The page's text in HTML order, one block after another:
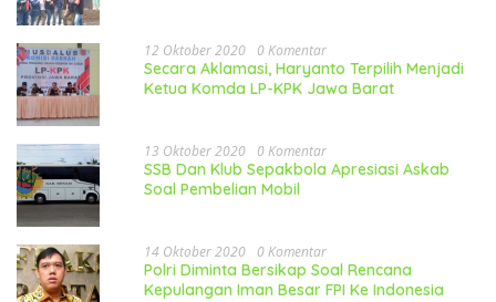
12 Oktober 2020 0 Komentar
Secara Aklamasi, Haryanto Terpilih Menjadi
Ketua Komda LP-KPK Jawa Barat
13 Oktober 2020 0 Komentar
SSB Dan Klub Sepakbola Apresiasi Askab
Soal Pembelian Mobil
14 Oktober 2020 0 Komentar
Polri Diminta Bersikap Soal Rencana
Kepulangan Iman Besar FPI Ke Indonesia